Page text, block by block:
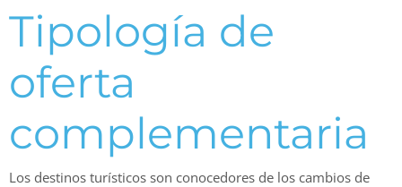
Tipología de
oferta
complementaria
Los destinos turísticos son conocedores de los cambios de